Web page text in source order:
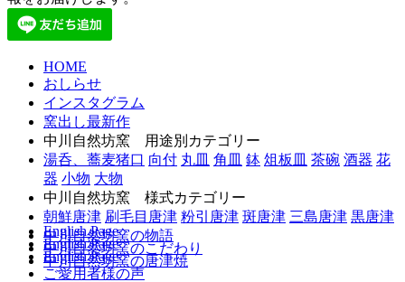
HOME
おしらせ
インスタグラム
窯出し最新作
中川自然坊窯 用途別カテゴリー
湯呑、蕎麦猪口 向付 丸皿 角皿 鉢 俎板皿 茶碗 酒器 花
器 小物 大物
中川自然坊窯 様式カテゴリー
朝鮮唐津 刷毛目唐津 粉引唐津 斑唐津 三島唐津 黒唐津
中川自然坊窯の物語
English Page
中川自然坊窯のこだわり
English Page
中川自然坊窯の唐津焼
English Page
ご愛用者様の声